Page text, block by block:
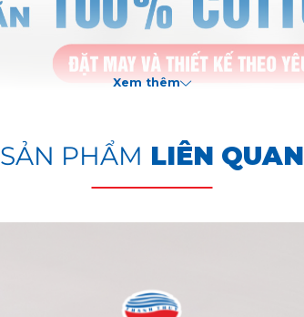
Xem thêm
SẢN PHẨM LIÊN QUAN